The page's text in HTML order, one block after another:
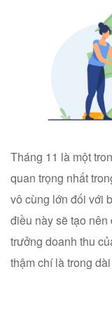
Tháng 11 là một
quan trọng nhất
vô cùng lớn đối với
điều này sẽ tạo
trưởng doanh thu
thậm chí là trong